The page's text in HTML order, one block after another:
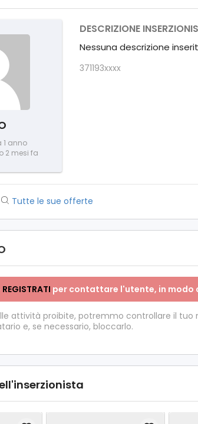
1 anno
2 mesi fa
DESCRIZIONE
Nessuna descrizione
371193xxxx
Tutte le sue offerte
REGISTRATI per contattare l'utente, in modo
attività proibite, potremmo controllare il tuo
e, se necessario, bloccarlo.